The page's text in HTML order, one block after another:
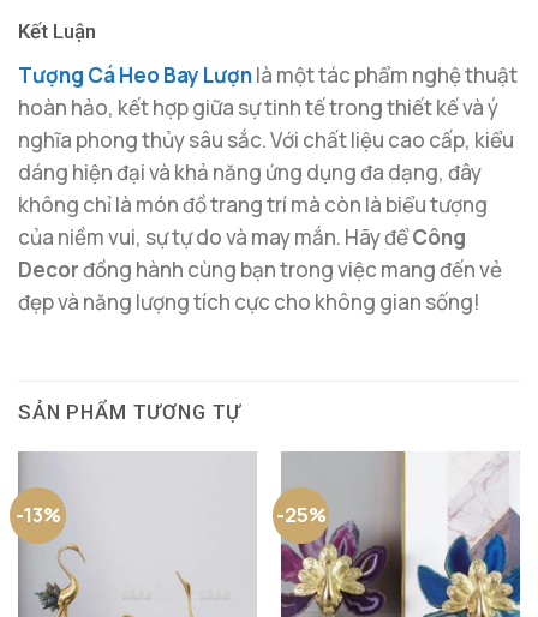
Kết Luận
Tượng Cá Heo Bay Lượnlà một tác phẩm nghệ thuật
hoàn hảo, kết hợp giữa sự tinh tế trong thiết kế và ý
nghĩa phong thủy sâu sắc. Với chất liệu cao cấp, kiểu
dáng hiện đại và khả năng ứng dụng đa dạng, đây
không chỉ là món đồ trang trí mà còn là biểu tượng
của niềm vui, sự tự do và may mắn. Hãy đểCông
Decorđồng hành cùng bạn trong việc mang đến vẻ
đẹp và năng lượng tích cực cho không gian sống!
SẢN PHẨM TƯƠNG TỰ
-13% -25%